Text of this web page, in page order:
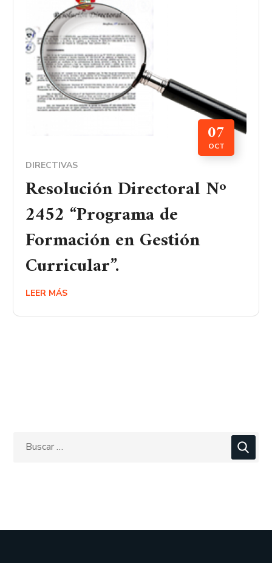
07
OCT
DIRECTIVAS
Resolución Directoral Nº
2452 “Programa de
Formación en Gestión
Curricular”.
LEER MÁS